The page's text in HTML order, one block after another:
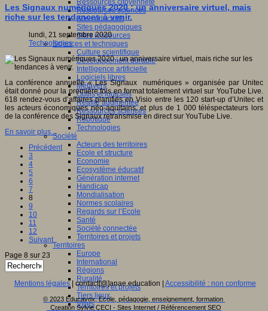
Ressources citoyenneté
Ressources sciences
Sites éducatifs
Sites pédagogiques
Sites ressources
Sciences et techniques
Culture scientifique
Développement durable
Intelligence artificielle
Logiciels libres
Métavers
Outils et logiciels
Réalité augmentée
Ressources sciences
Robotique
Technologies
Société
Acteurs des territoires
Ecole et structure
Economie
Ecosystème éducatif
Génération internet
Handicap
Mondialisation
Normes scolaires
Regards sur l’Ecole
Santé
Société connectée
Territoires et projets
Territoires
Europe
International
Régions
Ruralité
Territoires et projets
Tiers lieux
Villes
Les Signaux numériques 2020 : un anniversaire virtuel, mais
riche sur les tendances à venir.
lundi, 21 septembre 2020
Technologies
La conférence annuelle « Les Signaux numériques » organisée par Unitec
était donné pour la première fois en format totalement virtuel sur YouTube Live.
618 rendez-vous d’affaires planifiés en Visio entre les 120 start-up d’Unitec et
les acteurs économiques néo-aquitains, et plus de 1 000 téléspectateurs lors
de la conférence des Signaux retransmise en direct sur YouTube Live.
En savoir plus...
Précédent
3
4
5
6
7
8
9
10
11
12
Suivant
Page 8 sur 23
Mentions légales| contact[@]anae.education | Accessibilité : non conforme
© 2023 Educavox, Ecole, pédagogie, enseignement, formation
Creation Sylvie CECI - Sites Internet / Référencement SEO